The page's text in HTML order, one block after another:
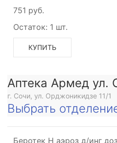
751 руб.
Остаток: 1 шт.
КУПИТЬ
Аптека Армед ул.
г. Сочи, ул. Орджоникидзе 11/1
Выбрать
Беротек Н аэроз д/инг